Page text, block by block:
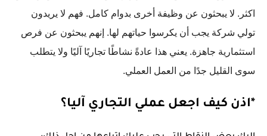
اكثر. لا يبحثون عن وظيفة أخرى بدوام كامل. فهم لا يريدون
تولي شركة يجب أن يكرسوا حياتهم لها. إنهم يبحثون عن فرص
استثمارية جاهزة. يعني هذا عادةً نشاطًا تجاريًا آليًا ولا يتطلب
سوى القليل جدًا من العمل العملي.
*اذن كيف اجعل عملي التجاري آليا؟